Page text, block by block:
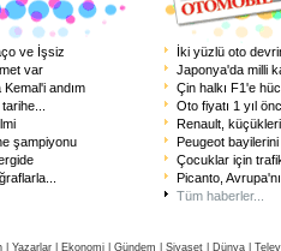
ve İşsiz
var
andım
şampiyonu
İki yüzlü oto
Japonya'da milli
Çin halkı F1'e
Oto fiyatı 1 yıl
Renault,
Peugeot
Çocuklar için
Picanto,
Tüm haberler...
Yazarlar Ekonomi Gündem Siyaset Dünya |